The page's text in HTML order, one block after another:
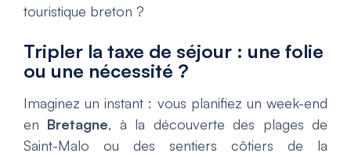
touristique breton ?
Tripler la taxe de séjour : une folie
ou une nécessité ?
Imaginez un instant : vous planifiez un week-end
en Bretagne, à la découverte des plages de
Saint-Malo ou des sentiers côtiers de la